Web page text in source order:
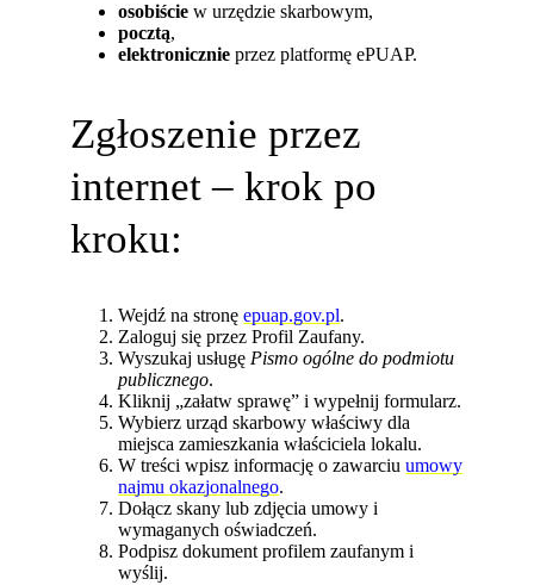
osobiście w urzędzie skarbowym,
pocztą,
elektronicznie przez platformę ePUAP.
Zgłoszenie przez
internet – krok po
kroku:
Wejdź na stronęepuap.gov.pl.
Zaloguj się przez Profil Zaufany.
Wyszukaj usługęPismo ogólne do podmiotu
publicznego.
Kliknij „załatw sprawę” i wypełnij formularz.
Wybierz urząd skarbowy właściwy dla
miejsca zamieszkania właściciela lokalu.
W treści wpisz informację o zawarciuumowy
najmu okazjonalnego.
Dołącz skany lub zdjęcia umowy i
wymaganych oświadczeń.
Podpisz dokument profilem zaufanym i
wyślij.